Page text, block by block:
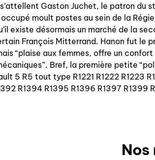
Gaston Juchet, le patron du
moult postes au sein de la
existe désormais un marché de la
François Mitterrand. Hanon fut
“plaise aux femmes, offre un
Bref, la première petite
5 R5 tout type R1221 R1222 R1223
R1394 R1395 R1396 R1397 R1399